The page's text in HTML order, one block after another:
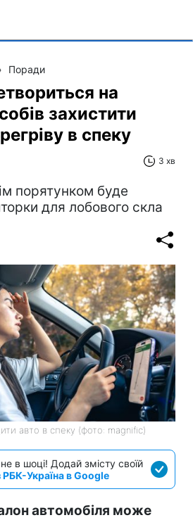
Поради
на
захистити
в спеку
3 хв
порятунком буде
для лобового скла
авто в спеку (фото: magnific)
в шоці! Додай змісту своїй
РБК-Україна в Google
автомобіля може